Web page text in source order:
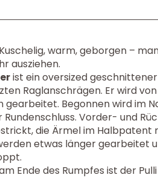
Kuschelig, warm, geborgen –
ausziehen.
ist ein oversized
Raglanschrägen. Er wird
Begonnen wird im
Vorder- und
die Ärmel im Halbpatent
etwas länger gearbeitet
Ende des Rumpfes ist der